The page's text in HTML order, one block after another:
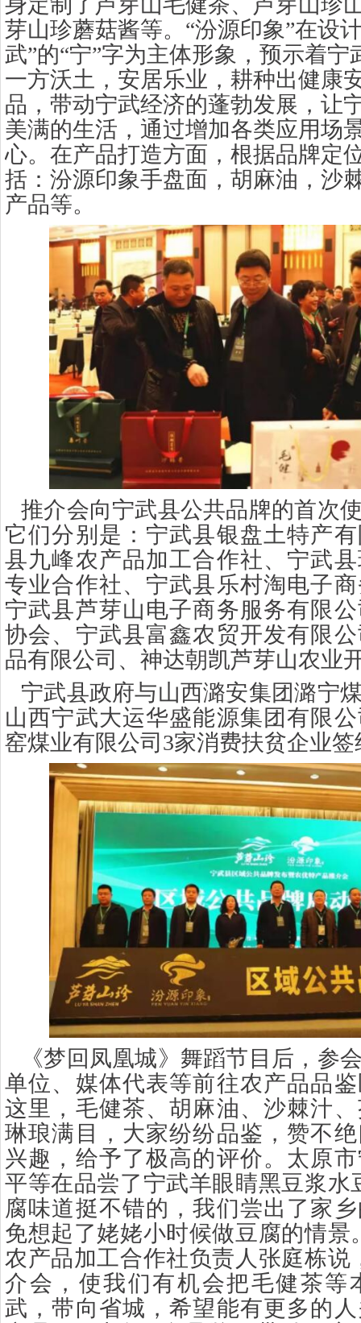
芽山珍蘑菇酱等。“汾源印象”在设
武”的“宁”字为主体形象，预示着
一方沃土，安居乐业，耕种出健康
品，带动宁武经济的蓬勃发展，让
美满的生活，通过增加各类应用场
心。在产品打造方面，根据品牌定
括：汾源印象手盘面，胡麻油，沙
产品等。
推介会向宁武县公共品牌的首次
它们分别是：宁武县银盘土特产
县九峰农产品加工合作社、宁武
专业合作社、宁武县乐村淘电子
宁武县芦芽山电子商务服务有限
协会、宁武县富鑫农贸开发有限
品有限公司、神达朝凯芦芽山农业
宁武县政府与山西潞安集团潞宁
山西宁武大运华盛能源集团有限
窑煤业有限公司 3家消费扶贫企业签
《梦回凤凰城》舞蹈节目后，参
单位、媒体代表等前往农产品品
这里，毛健茶、胡麻油、沙棘汁
琳琅满目，大家纷纷品鉴，赞不
兴趣，给予了极高的评价。太原
平等在品尝了宁武羊眼睛黑豆浆水
腐味道挺不错的，我们尝出了家
免想起了姥姥小时候做豆腐的情景
农产品加工合作社负责人张庭栋说
介会，使我们有机会把毛健茶等
武，带向省城，希望能有更多的